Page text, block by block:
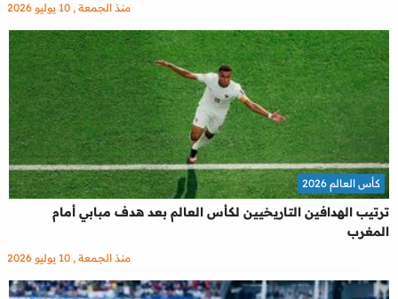
منذ الجمعة , 10 يوليو 2026
ترتيب الهدافين التاريخيين لكأس العالم بعد هدف مبابي أمام
المغرب
كأس العالم 2026
منذ الجمعة , 10 يوليو 2026